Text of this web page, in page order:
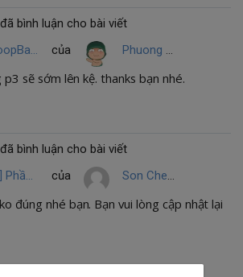
đã bình luận cho bài viết
Thiết kế API bằng LoopBack (NodeJS) ~ P2
của Phuong Nguyen
sẽ sớm lên kệ. thanks bạn nhé.
đã bình luận cho bài viết
[AngularJS toàn tập] Phần 8 :Form trong angularJs
của Son Che Dinh
đúng nhé bạn. Bạn vui lòng cập nhật lại